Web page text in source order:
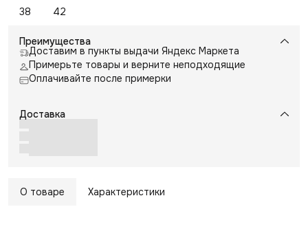
38
42
Преимущества
Доставим в пункты выдачи Яндекс Маркета
Примерьте товары и верните неподходящие
Оплачивайте после примерки
Доставка
О товаре Характеристики